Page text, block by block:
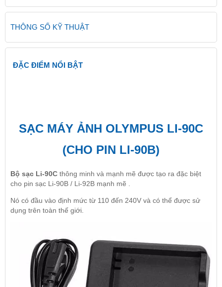
THÔNG SỐ KỸ THUẬT
ĐẶC ĐIỂM NỔI BẬT
SẠC MÁY ẢNH OLYMPUS LI-90C
(CHO PIN LI-90B)
Bộ sạc Li-90C thông minh và mạnh mẽ được tạo ra đặc biệt
cho pin sạc Li-90B / Li-92B mạnh mẽ .
Nó có đầu vào định mức từ 110 đến 240V và có thể được sử
dụng trên toàn thế giới.